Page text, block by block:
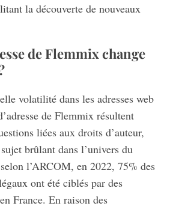
la découverte de nouveaux
de Flemmix change
volatilité dans les adresses web
de Flemmix résultent
liées aux droits d’auteur,
brûlant dans l’univers du
l’ARCOM, en 2022, 75% des
ont été ciblés par des
France. En raison des